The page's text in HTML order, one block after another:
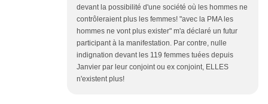
devant la possibilité d'une société où les hommes ne
contrôleraient plus les femmes! "avec la PMA les
hommes ne vont plus exister" m'a déclaré un futur
participant à la manifestation. Par contre, nulle
indignation devant les 119 femmes tuées depuis
Janvier par leur conjoint ou ex conjoint, ELLES
n'existent plus!